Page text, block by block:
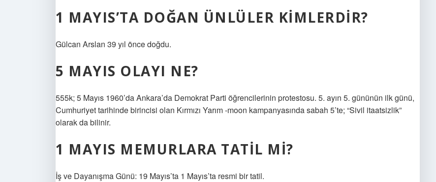
1 MAYIS’TA DOĞAN ÜNLÜLER KIMLERDIR?
Gülcan Arslan 39 yıl önce doğdu.
5 MAYIS OLAYI NE?
555k; 5 Mayıs 1960’da Ankara’da Demokrat Parti öğrencilerinin protestosu. 5. ayın 5. gününün ilk günü,
Cumhuriyet tarihinde birincisi olan Kırmızı Yarım -moon kampanyasında sabah 5’te; “Sivil itaatsizlik”
olarak da bilinir.
1 MAYIS MEMURLARA TATIL MI?
İş ve Dayanışma Günü: 19 Mayıs’ta 1 Mayıs’ta resmi bir tatil.